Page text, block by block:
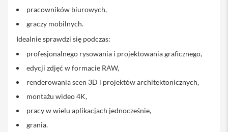
y
o
P
h
n
P
s
e
pracowników biurowych,
graczy mobilnych.
Idealnie sprawdzi się podczas:
profesjonalnego rysowania i projektowania graficznego,
edycji zdjęć w formacie RAW,
renderowania scen 3D i projektów architektonicznych,
montażu wideo 4K,
pracy w wielu aplikacjach jednocześnie,
grania.